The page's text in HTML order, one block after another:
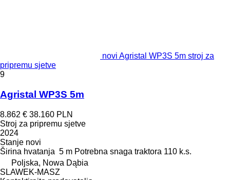
novi Agristal WP3S 5m stroj za
pripremu sjetve
9
Agristal WP3S 5m
8.862 € 38.160 PLN
Stroj za pripremu sjetve
2024
Stanje novi
Širina hvatanja 5 m Potrebna snaga traktora 110 k.s.
Poljska, Nowa Dąbia
SLAWEK-MASZ